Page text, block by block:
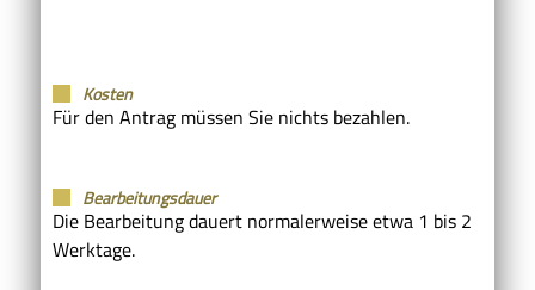
Kosten
Für den Antrag müssen Sie nichts bezahlen.
Bearbeitungsdauer
Die Bearbeitung dauert normalerweise etwa 1 bis 2
Werktage.